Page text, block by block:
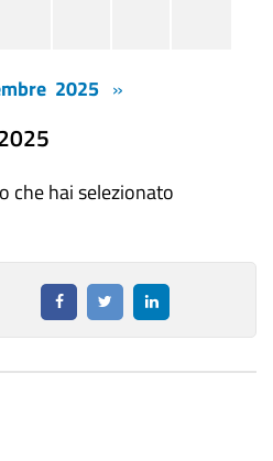
2025 »
che hai selezionato